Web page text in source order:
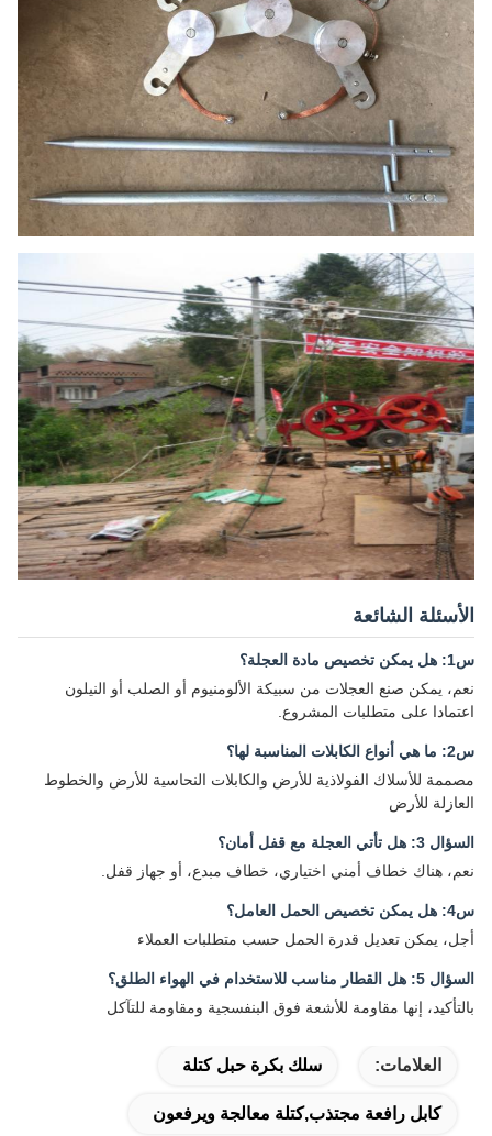
الشائعة
يمكن صنع العجلات من سبيكة الألومنيوم أو الصلب أو النيلون
على متطلبات المشروع.
للأسلاك الفولاذية للأرض والكابلات النحاسية للأرض والخطوط
للأرض
هل تأتي العجلة مع قفل أمان؟
هناك خطاف أمني اختياري، خطاف مبدع، أو جهاز قفل.
يمكن تعديل قدرة الحمل حسب متطلبات العملاء
مناسب للاستخدام في الهواء الطلق؟
إنها مقاومة للأشعة فوق البنفسجية ومقاومة للتآكل
العلامات: سلك بكرة حبل كتلة
كابل رافعة مجتذب,كتلة معالجة ويرفعون